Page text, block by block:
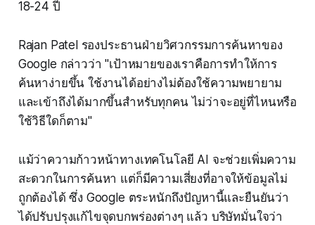
18-24 ปี
Rajan Patel รองประธานฝ่ายวิศวกรรมการค้นหาของ
Google กล่าวว่า "เป้าหมายของเราคือการทำให้การ
ค้นหาง่ายขึ้น ใช้งานได้อย่างไม่ต้องใช้ความพยายาม
และเข้าถึงได้มากขึ้นสำหรับทุกคน ไม่ว่าจะอยู่ที่ไหนหรือ
ใช้วิธีใดก็ตาม"
แม้ว่าความก้าวหน้าทางเทคโนโลยี AI จะช่วยเพิ่มความ
สะดวกในการค้นหา แต่ก็มีความเสี่ยงที่อาจให้ข้อมูลไม่
ถูกต้องได้ ซึ่ง Google ตระหนักถึงปัญหานี้และยืนยันว่า
ได้ปรับปรุงแก้ไขจุดบกพร่องต่างๆ แล้ว บริษัทมั่นใจว่า